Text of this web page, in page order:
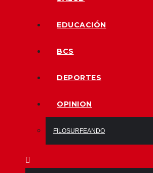
EDUCACIÓN
BCS
DEPORTES
OPINION
FILOSURFEANDO